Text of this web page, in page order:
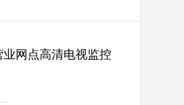
网点高清电视监控